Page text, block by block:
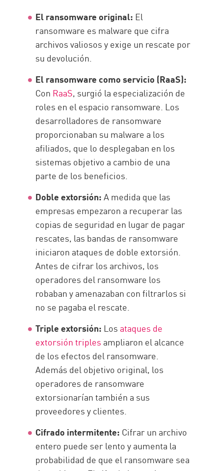
El ransomware original: El
ransomware es malware que cifra
archivos valiosos y exige un rescate por
su devolución.
El ransomware como servicio (RaaS):
Con RaaS, surgió la especialización de
roles en el espacio ransomware. Los
desarrolladores de ransomware
proporcionaban su malware a los
afiliados, que lo desplegaban en los
sistemas objetivo a cambio de una
parte de los beneficios.
Doble extorsión:A medida que las
empresas empezaron a recuperar las
copias de seguridad en lugar de pagar
rescates, las bandas de ransomware
iniciaron ataques de doble extorsión.
Antes de cifrar los archivos, los
operadores del ransomware los
robaban y amenazaban con filtrarlos si
no se pagaba el rescate.
Triple extorsión: Los ataques de
extorsión triples ampliaron el alcance
de los efectos del ransomware.
Además del objetivo original, los
operadores de ransomware
extorsionarían también a sus
proveedores y clientes.
Cifrado intermitente: Cifrar un archivo
entero puede ser lento y aumenta la
probabilidad de que el ransomware sea